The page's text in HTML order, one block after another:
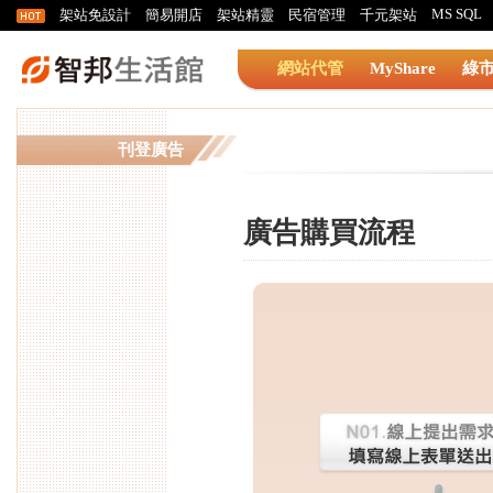
架站免設計 簡易開店 架站精靈 民宿管理 千元架站 MS SQL
網站代管 MyShare 綠
刊登廣告
廣告購買流程